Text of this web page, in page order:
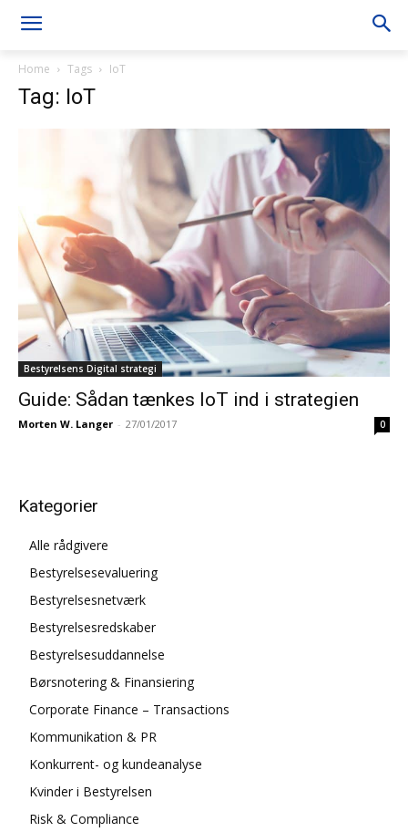
Home Tags IoT
Tag: IoT
Bestyrelsens Digital strategi
Guide: Sådan tænkes IoT ind i strategien
Morten W. Langer - 27/01/2017 0
Kategorier
Alle rådgivere
Bestyrelsesevaluering
Bestyrelsesnetværk
Bestyrelsesredskaber
Bestyrelsesuddannelse
Børsnotering & Finansiering
Corporate Finance – Transactions
Kommunikation & PR
Konkurrent- og kundeanalyse
Kvinder i Bestyrelsen
Risk & Compliance